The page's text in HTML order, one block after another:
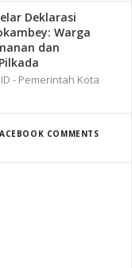
Deklarasi
Warga
dan
- Pemerintah Kota
COMMENTS